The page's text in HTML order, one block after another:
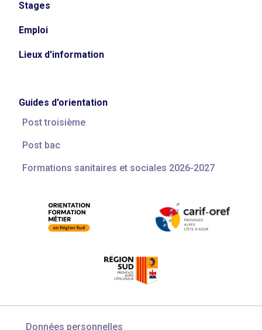
Stages
Emploi
Lieux d'information
Guides d'orientation
Post troisième
Post bac
Formations sanitaires et sociales 2026-2027
Données personnelles